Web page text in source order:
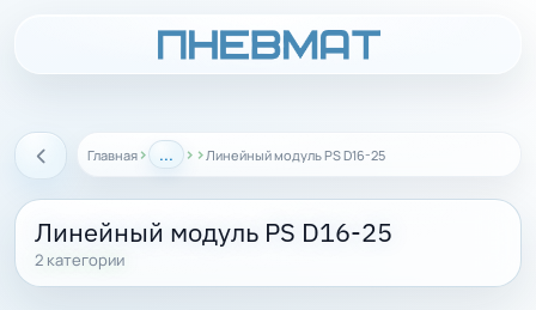
Назад Главная › ... › › Линейный модуль PS D16-25
Линейный модуль PS D16-25
2 категории